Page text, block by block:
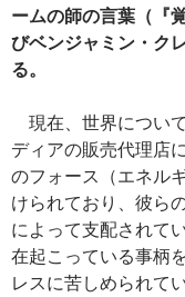
ームの師の言葉（『
びベンジャミン・ク
る。
現在、世界につい
ディアの販売代理店
のフォース（エネル
けられており、彼ら
によって支配されて
在起こっている事柄
レスに苦しめられてい